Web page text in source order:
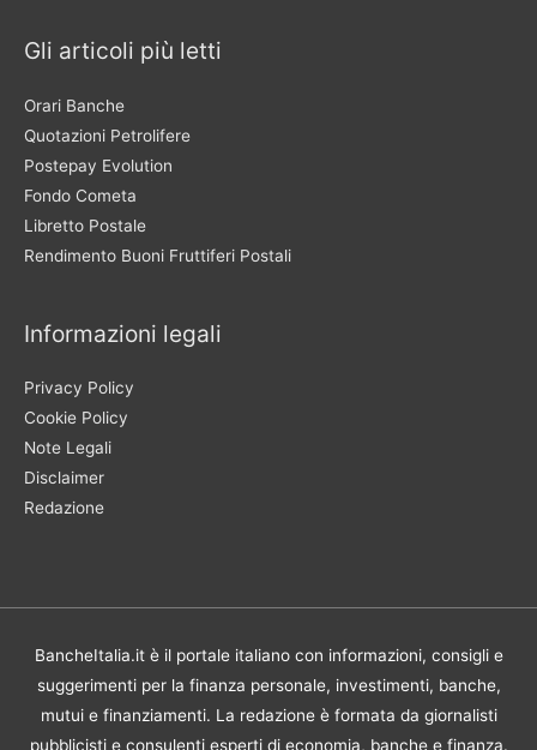
Gli articoli più letti
Orari Banche
Quotazioni Petrolifere
Postepay Evolution
Fondo Cometa
Libretto Postale
Rendimento Buoni Fruttiferi Postali
Informazioni legali
Privacy Policy
Cookie Policy
Note Legali
Disclaimer
Redazione
BancheItalia.it è il portale italiano con informazioni, consigli e
suggerimenti per la finanza personale, investimenti, banche,
mutui e finanziamenti. La redazione è formata da giornalisti
pubblicisti e consulenti esperti di economia, banche e finanza.